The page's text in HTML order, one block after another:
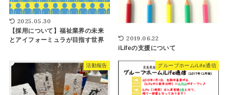
2025.05.30
【採用について】福祉業界の未来
とアイフォーミュラが目指す世界
2019.06.22
iLifeの支援について
活動報告 グループホームiLife通信